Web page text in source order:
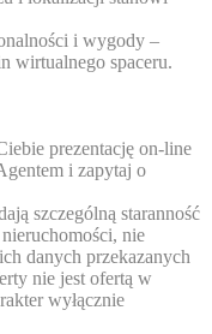
i wygody –
wirtualnego spaceru.
prezentację on-line
i zapytaj o
szczególną staranność
nie
danych przekazanych
nie jest ofertą w
wyłącznie